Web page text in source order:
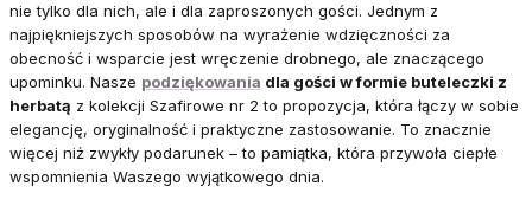
nie tylko dla nich, ale i dla zaproszonych gości. Jednym z
najpiękniejszych sposobów na wyrażenie wdzięczności za
obecność i wsparcie jest wręczenie drobnego, ale znaczącego
upominku. Nasze podziękowania dla gości w formie buteleczki z
herbatą z kolekcji Szafirowe nr 2 to propozycja, która łączy w sobie
elegancję, oryginalność i praktyczne zastosowanie. To znacznie
więcej niż zwykły podarunek – to pamiątka, która przywoła ciepłe
wspomnienia Waszego wyjątkowego dnia.